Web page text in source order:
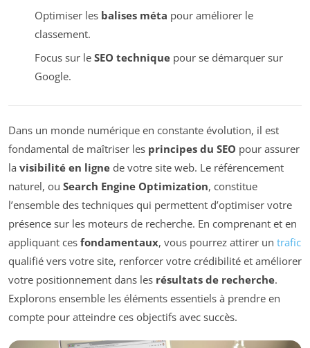
Optimiser les balises méta pour améliorer le
classement.
Focus sur le SEO techniquepour se démarquer sur
Google.
Dans un monde numérique en constante évolution, il est
fondamental de maîtriser les principes du SEO pour assurer
la visibilité en ligne de votre site web. Le référencement
naturel, ou Search Engine Optimization, constitue
l’ensemble des techniques qui permettent d’optimiser votre
présence sur les moteurs de recherche. En comprenant et en
appliquant ces fondamentaux, vous pourrez attirer un trafic
qualifié vers votre site, renforcer votre crédibilité et améliorer
votre positionnement dans les résultats de recherche.
Explorons ensemble les éléments essentiels à prendre en
compte pour atteindre ces objectifs avec succès.